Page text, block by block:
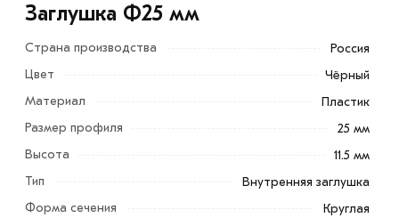
Круглая заглушка Ф25 мм пластиковая для внутреннего
Заглушка Ф25 мм
Страна производства
Россия
Цвет
Чёрный
Материал
Пластик
Размер профиля
25 мм
Высота
11.5 мм
Тип
Внутренняя заглушка
Форма сечения
Круглая